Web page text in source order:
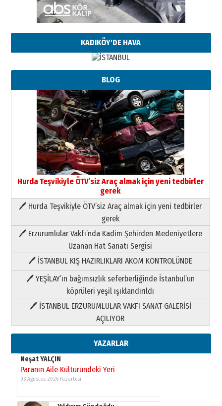
KADIKÖY'DE HAVA
BLOG
Hurda Teşvikiyle ÖTV’siz Araç almak için yeni tedbirler
gerek
🖊 Hurda Teşvikiyle ÖTV’siz Araç almak için yeni tedbirler
gerek
🖊 Erzurumlular Vakfı’nda Kadim Şehirden Medeniyetlere
Uzanan Hat Sanatı Sergisi
🖊 İSTANBUL KIŞ HAZIRLIKLARI AKOM KONTROLÜNDE
🖊 YEŞİLAY’ın bağımsızlık seferberliğinde İstanbul’un
köprüleri yeşil ışıklandırıldı
🖊 İSTANBUL ERZURUMLULAR VAKFI SANAT GALERİSİ
AÇILIYOR
YAZARLAR
Paranın Aile Kültüründeki Yeri
03 Ağustos 2026 Pazartesi
Yıldırım Gündoğdu
HAVVA’NIN ÜÇ KIZI
09 Temmuz 2026 Perşembe
Yusuf POLAT
Şampiyonluk Sebahattin Şirin’e
11 Mayıs 2026 Pazartesi
Neşat YALÇIN
Paranın Aile Kültüründeki Yeri
03 Ağustos 2026 Pazartesi